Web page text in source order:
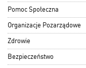
Pomoc Społeczna
Organizacje Pozarządowe
Zdrowie
Bezpieczeństwo